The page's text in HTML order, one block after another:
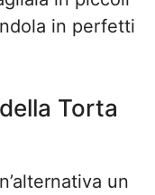
in perfetti
Torta
un